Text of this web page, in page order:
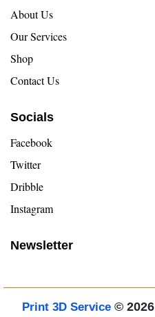
About Us
Our Services
Shop
Contact Us
Socials
Facebook
Twitter
Dribble
Instagram
Newsletter
Print 3D Service © 2026